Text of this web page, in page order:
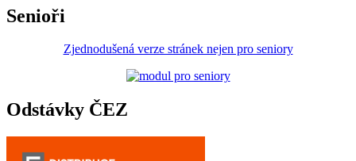
Senioři
Zjednodušená verze stránek nejen pro seniory
Odstávky ČEZ